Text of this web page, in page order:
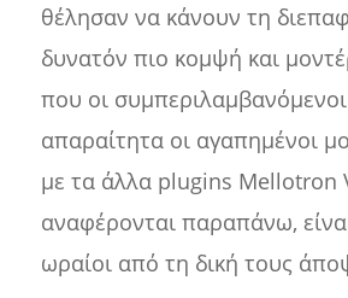
θέλησαν να κάνουν τη
δυνατόν πιο κομψή και
που οι συμπεριλαμβανόμενοι
απαραίτητα οι αγαπημένοι
με τα άλλα plugins Mellotron
αναφέρονται παραπάνω,
ωραίοι από τη δική τους